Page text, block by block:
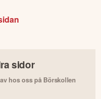
sidor
hos oss på Börskollen